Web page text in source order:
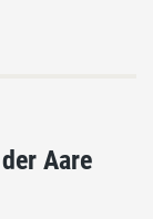
Aare